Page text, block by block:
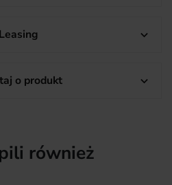
Leasing 
o produkt 
również